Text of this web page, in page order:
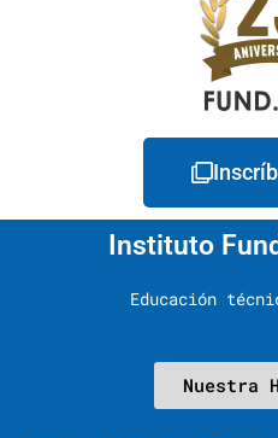
Instituto
Educación
Nuestra